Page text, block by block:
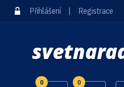
Přihlášení Registrace
0 0